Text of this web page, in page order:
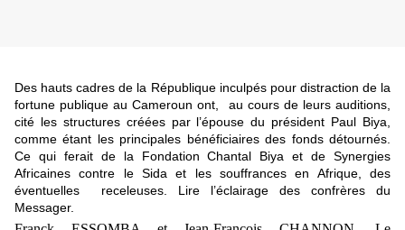
Des hauts cadres de la République inculpés pour distraction de la
fortune publique au Cameroun ont,
au cours de leurs auditions,
cité les structures créées par l’épouse du président Paul Biya,
comme étant les principales bénéficiaires des fonds détournés.
Ce qui ferait de la Fondation Chantal Biya et de Synergies
Africaines contre le Sida et les souffrances en Afrique, des
éventuelles
receleuses. Lire l’éclairage des confrères du
Messager.